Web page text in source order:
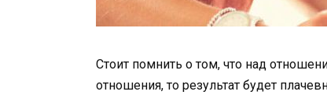
Стоит помнить о том, что над
отношения, то результат будет